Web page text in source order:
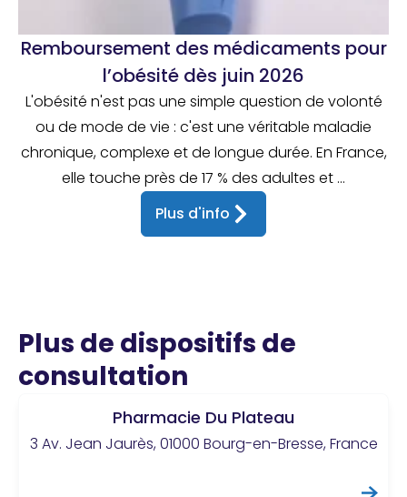
Remboursement des médicaments pour
l’obésité dès juin 2026
L'obésité n'est pas une simple question de volonté
ou de mode de vie : c'est une véritable maladie
chronique, complexe et de longue durée. En France,
elle touche près de 17 % des adultes et ...
Plus d'info
Plus de dispositifs de
consultation
Pharmacie Du Plateau
3 Av. Jean Jaurès, 01000 Bourg-en-Bresse, France